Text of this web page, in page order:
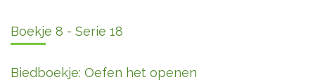
Boekje 8 - Serie 18
Biedboekje: Oefen het openen